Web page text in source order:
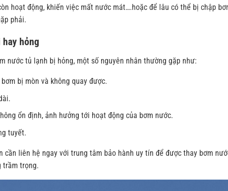
hoạt động, khiến việc mất nước mát….hoặc để lâu có thể bị chập
phải.
hỏng
nước tủ lạnh bị hỏng, một số nguyên nhân thường gặp như:
bị mòn và không quay được.
ổn định, ảnh hưởng tới hoạt động của bơm nước.
tuyết.
liên hệ ngay với trung tâm bảo hành uy tín để được thay bơm
trầm trọng.